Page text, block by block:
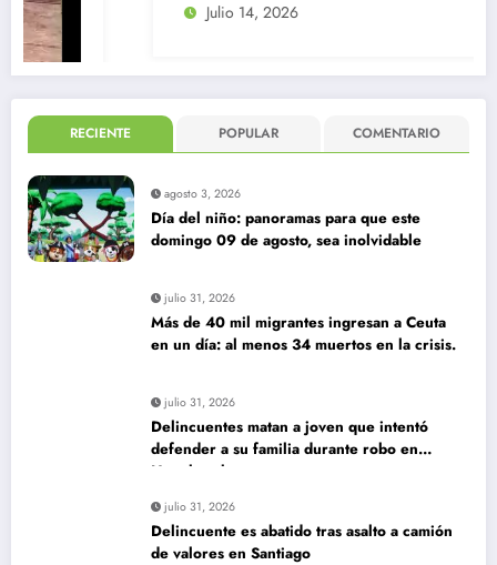
Julio 14, 2026
RECIENTE POPULAR COMENTARIO
agosto 3, 2026
Día del niño: panoramas para que este
domingo 09 de agosto, sea inolvidable
julio 31, 2026
Más de 40 mil migrantes ingresan a Ceuta
en un día: al menos 34 muertos en la crisis.
julio 31, 2026
Delincuentes matan a joven que intentó
defender a su familia durante robo en
Huechuraba
julio 31, 2026
Delincuente es abatido tras asalto a camión
de valores en Santiago